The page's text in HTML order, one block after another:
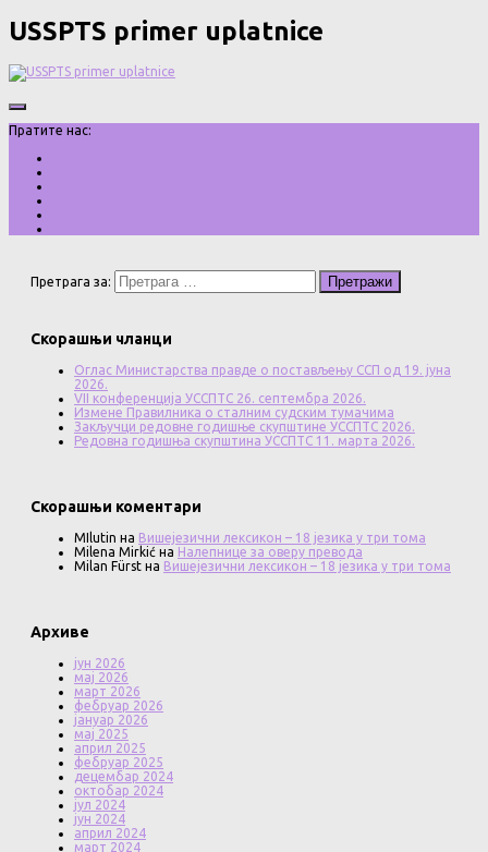
USSPTS primer uplatnice
Пратите нас:
Претрага за:
Скорашњи чланци
Оглас Министарства правде о постављењу ССП од 19. јуна
2026.
VII конференција УССПТС 26. септембра 2026.
Измене Правилника о сталним судским тумачима
Закључци редовне годишње скупштине УССПТС 2026.
Редовна годишња скупштина УССПТС 11. марта 2026.
Скорашњи коментари
MIlutin на Вишејезични лексикон – 18 језика у три тома
Milena Mirkić на Налепнице за оверу превода
Milan Fürst на Вишејезични лексикон – 18 језика у три тома
Архиве
јун 2026
мај 2026
март 2026
фебруар 2026
јануар 2026
мај 2025
април 2025
фебруар 2025
децембар 2024
октобар 2024
јул 2024
јун 2024
април 2024
март 2024